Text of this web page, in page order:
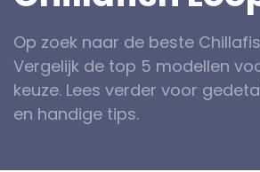
Op zoek naar de beste
Vergelijk de top 5 modellen
keuze. Lees verder voor
en handige tips.